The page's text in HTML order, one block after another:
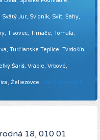
Svätý Jur, Svidník, Svit, Šahy,
Tisovec, Tlmače, Tornaľa,
Turčianske Teplice, Tvrdošín,
Šariš, Vráble, Vrbové,
Želiezovce. Viac informácií ...
18, 010 01